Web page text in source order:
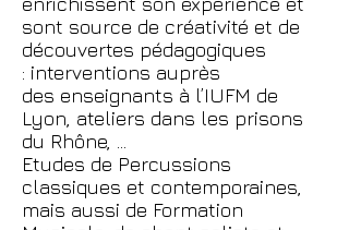
sont source de créativité et de
découvertes pédagogiques
: interventions auprès
des enseignants à l’IUFM de
Lyon, ateliers dans les prisons
du Rhône, ...
Etudes de Percussions
classiques et contemporaines,
mais aussi de Formation